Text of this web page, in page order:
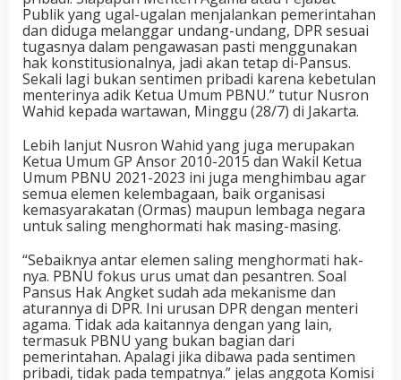
Publik yang ugal-ugalan menjalankan pemerintahan
dan diduga melanggar undang-undang, DPR sesuai
tugasnya dalam pengawasan pasti menggunakan
hak konstitusionalnya, jadi akan tetap di-Pansus.
Sekali lagi bukan sentimen pribadi karena kebetulan
menterinya adik Ketua Umum PBNU.” tutur Nusron
Wahid kepada wartawan, Minggu (28/7) di Jakarta.
Lebih lanjut Nusron Wahid yang juga merupakan
Ketua Umum GP Ansor 2010-2015 dan Wakil Ketua
Umum PBNU 2021-2023 ini juga menghimbau agar
semua elemen kelembagaan, baik organisasi
kemasyarakatan (Ormas) maupun lembaga negara
untuk saling menghormati hak masing-masing.
“Sebaiknya antar elemen saling menghormati hak-
nya. PBNU fokus urus umat dan pesantren. Soal
Pansus Hak Angket sudah ada mekanisme dan
aturannya di DPR. Ini urusan DPR dengan menteri
agama. Tidak ada kaitannya dengan yang lain,
termasuk PBNU yang bukan bagian dari
pemerintahan. Apalagi jika dibawa pada sentimen
pribadi, tidak pada tempatnya.” jelas anggota Komisi